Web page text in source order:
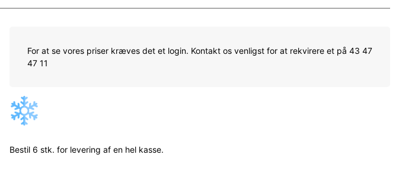
For at se vores priser kræves det et login. Kontakt os venligst for at rekvirere et på 43 47
47 11
Bestil 6 stk. for levering af en hel kasse.